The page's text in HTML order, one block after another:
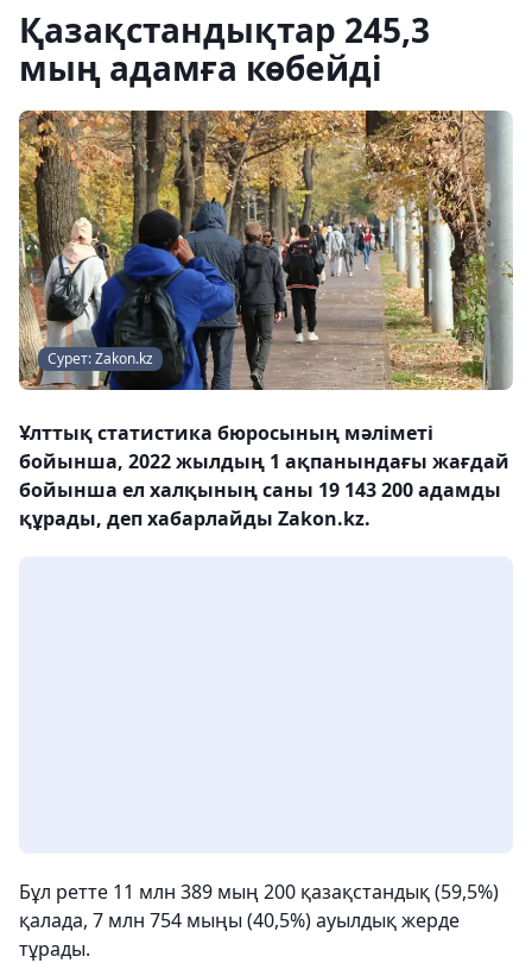
Қазақстандықтар 245,3
мың адамға көбейді
Сурет: Zakon.kz
Ұлттық статистика бюросының мәліметі
бойынша, 2022 жылдың 1 ақпанындағы жағдай
бойынша ел халқының саны 19 143 200 адамды
құрады, деп хабарлайды Zakon.kz.
Бұл ретте 11 млн 389 мың 200 қазақстандық (59,5%)
қалада, 7 млн ​​754 мыңы (40,5%) ауылдық жерде
тұрады.